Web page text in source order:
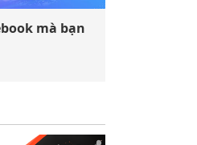
mà bạn